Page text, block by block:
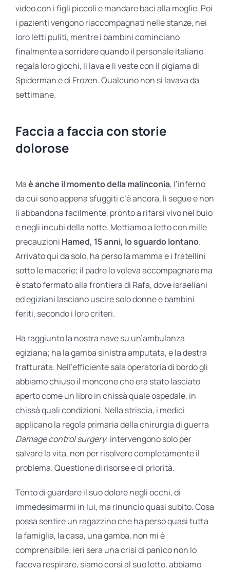
video con i figli piccoli e mandare baci alla moglie. Poi
i pazienti vengono riaccompagnati nelle stanze, nei
loro letti puliti, mentre i bambini cominciano
finalmente a sorridere quando il personale italiano
regala loro giochi, li lava e li veste con il pigiama di
Spiderman e di Frozen. Qualcuno non si lavava da
settimane.
Faccia a faccia con storie
dolorose
Maè anche il momento della malinconia, l’inferno
da cui sono appena sfuggiti c’è ancora, li segue e non
li abbandona facilmente, pronto a rifarsi vivo nel buio
e negli incubi della notte. Mettiamo a letto con mille
precauzioni Hamed, 15 anni, lo sguardo lontano.
Arrivato qui da solo, ha perso la mamma e i fratellini
sotto le macerie; il padre lo voleva accompagnare ma
è stato fermato alla frontiera di Rafa, dove israeliani
ed egiziani lasciano uscire solo donne e bambini
feriti, secondo i loro criteri.
Ha raggiunto la nostra nave su un’ambulanza
egiziana; ha la gamba sinistra amputata, e la destra
fratturata. Nell’efficiente sala operatoria di bordo gli
abbiamo chiuso il moncone che era stato lasciato
aperto come un libro in chissà quale ospedale, in
chissà quali condizioni. Nella striscia, i medici
applicano la regola primaria della chirurgia di guerra
Damage control surgery: intervengono solo per
salvare la vita, non per risolvere completamente il
problema. Questione di risorse e di priorità.
Tento di guardare il suo dolore negli occhi, di
immedesimarmi in lui, ma rinuncio quasi subito. Cosa
possa sentire un ragazzino che ha perso quasi tutta
la famiglia, la casa, una gamba, non mi è
comprensibile; ieri sera una crisi di panico non lo
faceva respirare, siamo corsi al suo letto, abbiamo